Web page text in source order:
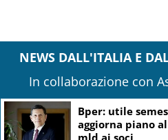
NEWS DALL'ITALIA E
In collaborazione con
Mit: iter Fondo strade Piccoli
avviato, termini non ancora